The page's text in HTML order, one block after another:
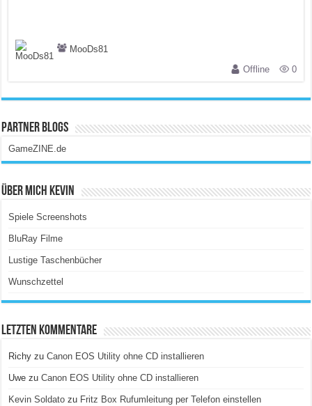
MooDs81
Offline
0
Partner Blogs
GameZINE.de
Über Mich Kevin
Spiele Screenshots
BluRay Filme
Lustige Taschenbücher
Wunschzettel
Letzten Kommentare
Richy zuCanon EOS Utility ohne CD installieren
Uwe zuCanon EOS Utility ohne CD installieren
Kevin Soldato zu Fritz Box Rufumleitung per Telefon einstellen